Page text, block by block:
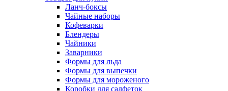
Ланч-боксы
Чайные наборы
Кофеварки
Блендеры
Чайники
Заварники
Формы для льда
Формы для выпечки
Формы для мороженого
Коробки для салфеток